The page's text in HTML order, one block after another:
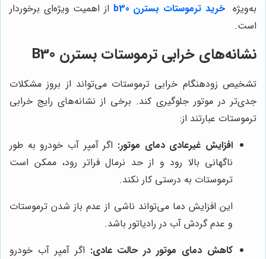
به‌ویژه خرید ترموستات بسترن b30
از اهمیت ویژه‌ای برخوردار
است.
نشانه‌های خرابی ترموستات بسترن B30
تشخیص زودهنگام خرابی ترموستات می‌تواند از بروز مشکلات
جدی‌تر در موتور جلوگیری کند. برخی از نشانه‌های رایج خرابی
ترموستات عبارتند از:
افزایش غیرعادی دمای موتور: اگر آمپر آب خودرو به طور
ناگهانی بالا رود و از حد نرمال فراتر رود، ممکن است
ترموستات به درستی کار نکند.
این افزایش دما می‌تواند ناشی از عدم باز شدن ترموستات
و عدم گردش آب در رادیاتور باشد.
کاهش دمای موتور در حالت عادی: اگر آمپر آب خودرو